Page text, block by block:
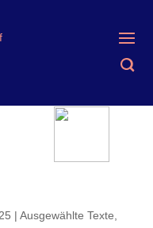
| Ausgewählte Texte